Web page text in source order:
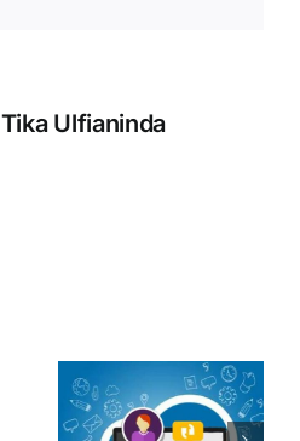
Tika Ulfianinda
Strategi
Market